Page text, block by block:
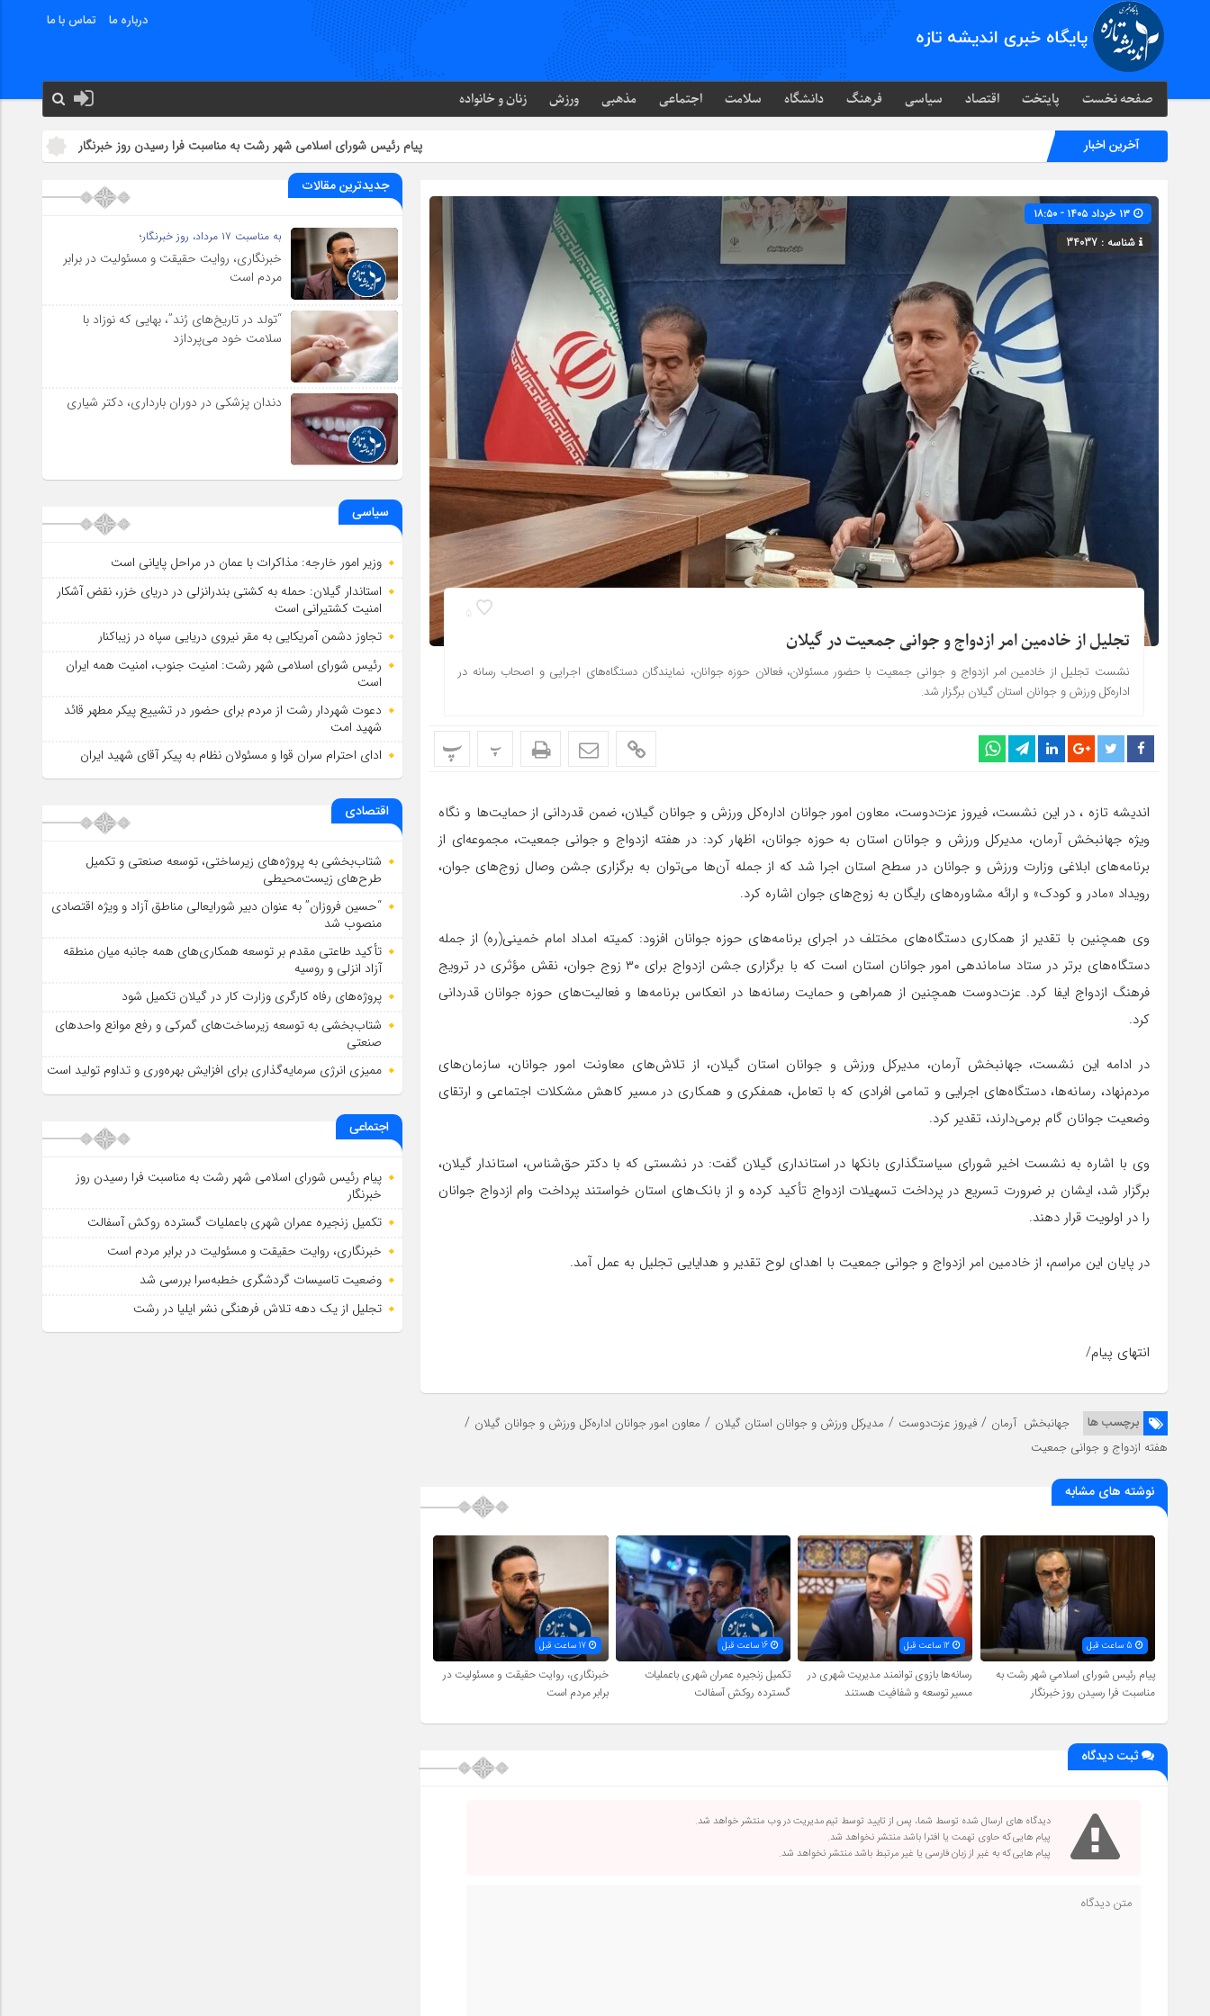
درباره ما تماس با ما
صفحه نخست پایتخت اقتصاد سیاسی فرهنگ دانشگاه سلامت اجتماعی مذهبی ورزش زنان و خانواده
آخرین اخبار پیام رئیس شورای اسلامي شهر رشت به مناسبت فرا رسیدن روز خبرنگار رسانه‌ها بازوی
شناسه : 34037
5
تجلیل از خادمین امر ازدواج و جوانی جمعیت در گیلان
نشست تجلیل از خادمین امر ازدواج و جوانی جمعیت با حضور مسئولان، فعالان حوزه جوانان، نمایندگان دستگاه‌های اجرایی و اصحاب رسانه در
اداره‌کل ورزش و جوانان استان گیلان برگزار شد.
پ پ
اندیشه تازه ، در این نشست، فیروز عزت‌دوست، معاون امور جوانان اداره‌کل ورزش و جوانان گیلان، ضمن قدردانی از حمایت‌ها و نگاه
ویژه جهانبخش آرمان، مدیرکل ورزش و جوانان استان به حوزه جوانان، اظهار کرد: در هفته ازدواج و جوانی جمعیت، مجموعه‌ای از
برنامه‌های ابلاغی وزارت ورزش و جوانان در سطح استان اجرا شد که از جمله آن‌ها می‌توان به برگزاری جشن وصال زوج‌های جوان،
رویداد «مادر و کودک» و ارائه مشاوره‌های رایگان به زوج‌های جوان اشاره کرد.
وی همچنین با تقدیر از همکاری دستگاه‌های مختلف در اجرای برنامه‌های حوزه جوانان افزود: کمیته امداد امام خمینی(ره) از جمله
دستگاه‌های برتر در ستاد ساماندهی امور جوانان استان است که با برگزاری جشن ازدواج برای ۳۰ زوج جوان، نقش مؤثری در ترویج
فرهنگ ازدواج ایفا کرد. عزت‌دوست همچنین از همراهی و حمایت رسانه‌ها در انعکاس برنامه‌ها و فعالیت‌های حوزه جوانان قدردانی
کرد.
در ادامه این نشست، جهانبخش آرمان، مدیرکل ورزش و جوانان استان گیلان، از تلاش‌های معاونت امور جوانان، سازمان‌های
مردم‌نهاد، رسانه‌ها، دستگاه‌های اجرایی و تمامی افرادی که با تعامل، همفکری و همکاری در مسیر کاهش مشکلات اجتماعی و ارتقای
وضعیت جوانان گام برمی‌دارند، تقدیر کرد.
وی با اشاره به نشست اخیر شورای سیاستگذاری بانکها در استانداری گیلان گفت: در نشستی که با دکتر حق‌شناس، استاندار گیلان،
برگزار شد، ایشان بر ضرورت تسریع در پرداخت تسهیلات ازدواج تأکید کرده و از بانک‌های استان خواستند پرداخت وام ازدواج جوانان
را در اولویت قرار دهند.
در پایان این مراسم، از خادمین امر ازدواج و جوانی جمعیت با اهدای لوح تقدیر و هدایایی تجلیل به عمل آمد.
انتهای پیام/
برچسب ها جهانبخش آرمان / فیروز عزت‌دوست / مدیرکل ورزش و جوانان استان گیلان / معاون امور جوانان اداره‌کل ورزش و جوانان گیلان /
هفته ازدواج و جوانی جمعیت
نوشته های مشابه
پیام رئیس شورای اسلامي شهر رشت به
مناسبت فرا رسیدن روز خبرنگار
12 ساعت قبل
رسانه‌ها بازوی توانمند مدیریت شهری در
مسیر توسعه و شفافیت هستند
16 ساعت قبل
تکمیل زنجیره عمران شهری باعملیات
گسترده روکش آسفالت
17 ساعت قبل
خبرنگاری، روایت حقیقت و مسئولیت‌ در
برابر مردم است
ثبت دیدگاه
دیدگاه های ارسال شده توسط شما، پس از تایید توسط تیم مدیریت در وب منتشر خواهد شد.
پیام هایی که حاوی تهمت یا افترا باشد منتشر نخواهد شد.
پیام هایی که به غیر از زبان فارسی یا غیر مرتبط باشد منتشر نخواهد شد.
جدیدترین مقالات
به مناسبت ۱۷ مرداد، روز خبرنگار؛
خبرنگاری، روایت حقیقت و مسئولیت‌ در برابر
مردم است
“تولد در تاریخ‌های رُند”، بهایی که نوزاد با
سلامت خود می‌پردازد
دندان پزشکی در دوران بارداری، دکتر شیاری
سیاسی
وزیر امور خارجه: مذاکرات با عمان در مراحل پایانی است
استاندار گیلان: حمله به کشتی بندرانزلی در دریای خزر، نقض آشکار
امنیت کشتیرانی است
تجاوز دشمن آمریکایی به مقر نیروی دریایی سپاه در زیباکنار
رئیس شورای اسلامي شهر رشت: امنیت جنوب، امنیت همه ایران
است
دعوت شهردار رشت از مردم برای حضور در تشییع پیکر مطهر قائد
شهید امت
ادای احترام سران قوا و مسئولان نظام به پیکر آقای شهید ایران
اقتصادی
شتاب‌بخشی به پروژه‌های زیرساختی، توسعه صنعتی و تکمیل
طرح‌های زیست‌محیطی
“حسین فروزان” به عنوان دبیر شورایعالی مناطق آزاد و ویژه اقتصادی
منصوب شد
تأكید طاعتی مقدم بر توسعه همكاری‌های همه جانبه میان منطقه
آزاد انزلی و روسیه
پروژه‌های رفاه کارگری وزارت کار در گیلان تکمیل شود
شتاب‌بخشی به توسعه زیرساخت‌های گمركی و رفع موانع واحدهای
صنعتی
ممیزی انرژی سرمایه‌گذاری برای افزایش بهره‌وری و تداوم تولید است
اجتماعی
پیام رئیس شورای اسلامي شهر رشت به مناسبت فرا رسیدن روز
خبرنگار
تکمیل زنجیره عمران شهری باعملیات گسترده روکش آسفالت
خبرنگاری، روایت حقیقت و مسئولیت‌ در برابر مردم است
وضعیت تاسیسات گردشگری خطبه‌سرا بررسی شد
تجلیل از یک دهه تلاش فرهنگی نشر ایلیا در رشت